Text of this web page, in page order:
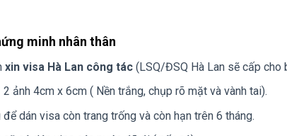
minh nhân thân
xin visa Hà Lan công tác(LSQ/ĐSQ Hà Lan sẽ cấp cho
2 ảnh 4cm x 6cm ( Nền trắng, chụp rõ mặt và vành tai).
để dán visa còn trang trống và còn hạn trên 6 tháng.